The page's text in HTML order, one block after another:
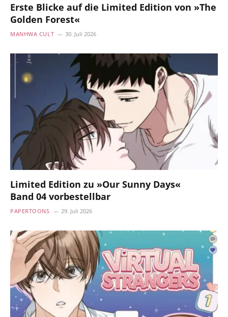
Erste Blicke auf die Limited Edition von »The
Golden Forest«
MANHWA CULT 30. Juli 2026
Limited Edition zu »Our Sunny Days«
Band 04 vorbestellbar
PAPERTOONS 29. Juli 2026